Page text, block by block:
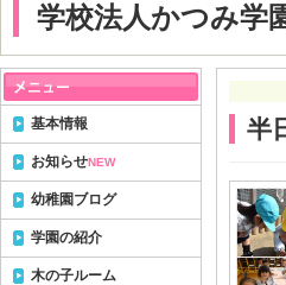
学校法人かつみ学
半
基本情報
お知らせNEW
幼稚園ブログ
学園の紹介
木の子ルーム